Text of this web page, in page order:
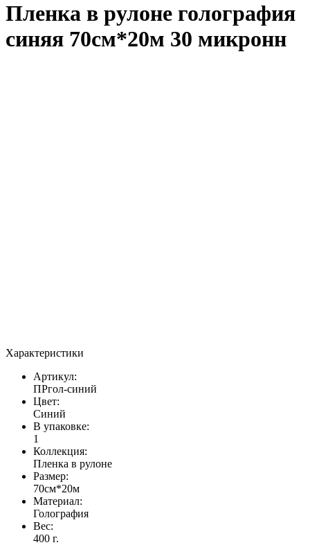
Пленка в рулоне голография
синяя 70см*20м 30 микронн
Характеристики
Артикул:
ПРгол-синий
Цвет:
Синий
В упаковке:
1
Коллекция:
Пленка в рулоне
Размер:
70см*20м
Материал:
Голография
Вес:
400 г.